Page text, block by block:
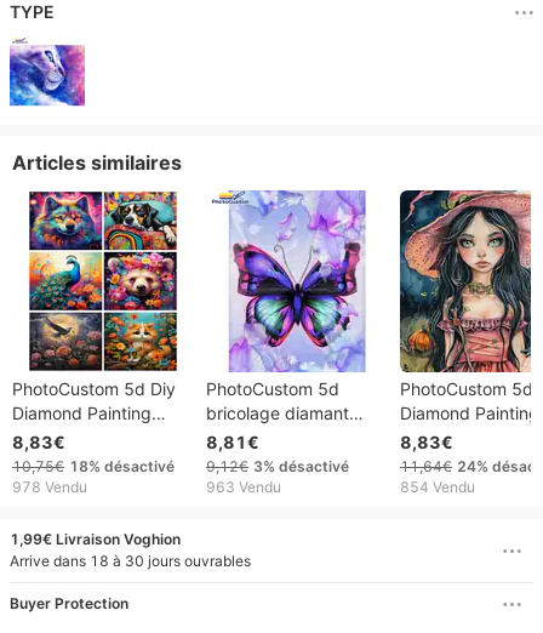
TYPE
Articles similaires
PhotoCustom 5d Diy
Diamond Painting
Animaux Plein Rond
Diamant Broderie
Mosaïque Décoration
8,83€
10,75€ 18% désactivé
978 Vendu
PhotoCustom 5d
bricolage diamant
peinture plein
carré/rond perceuse
diamant broderie beau
8,81€
9,12€ 3% désactivé
963 Vendu
PhotoCustom 5d
Diamond Painting
Petite Sorcière
Diamant Broderie
Mosaïque
8,83€
11,64€ 24%
854 Vendu
1,99€ Livraison Voghion
Arrive dans 18 à 30 jours ouvrables
Buyer Protection